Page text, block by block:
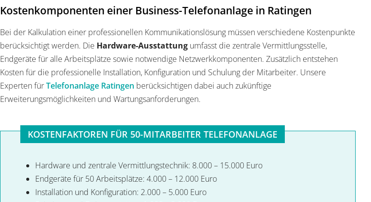
Kostenkomponenten einer Business-Telefonanlage in Ratingen
Bei der Kalkulation einer professionellen Kommunikationslösung müssen verschiedene Kostenpunkte
berücksichtigt werden. Die Hardware-Ausstattung umfasst die zentrale Vermittlungsstelle,
Endgeräte für alle Arbeitsplätze sowie notwendige Netzwerkkomponenten. Zusätzlich entstehen
Kosten für die professionelle Installation, Konfiguration und Schulung der Mitarbeiter. Unsere
Experten fürTelefonanlage Ratingen berücksichtigen dabei auch zukünftige
Erweiterungsmöglichkeiten und Wartungsanforderungen.
KOSTENFAKTOREN FÜR 50-MITARBEITER TELEFONANLAGE
Hardware und zentrale Vermittlungstechnik: 8.000 – 15.000 Euro
Endgeräte für 50 Arbeitsplätze: 4.000 – 12.000 Euro
Installation und Konfiguration: 2.000 – 5.000 Euro